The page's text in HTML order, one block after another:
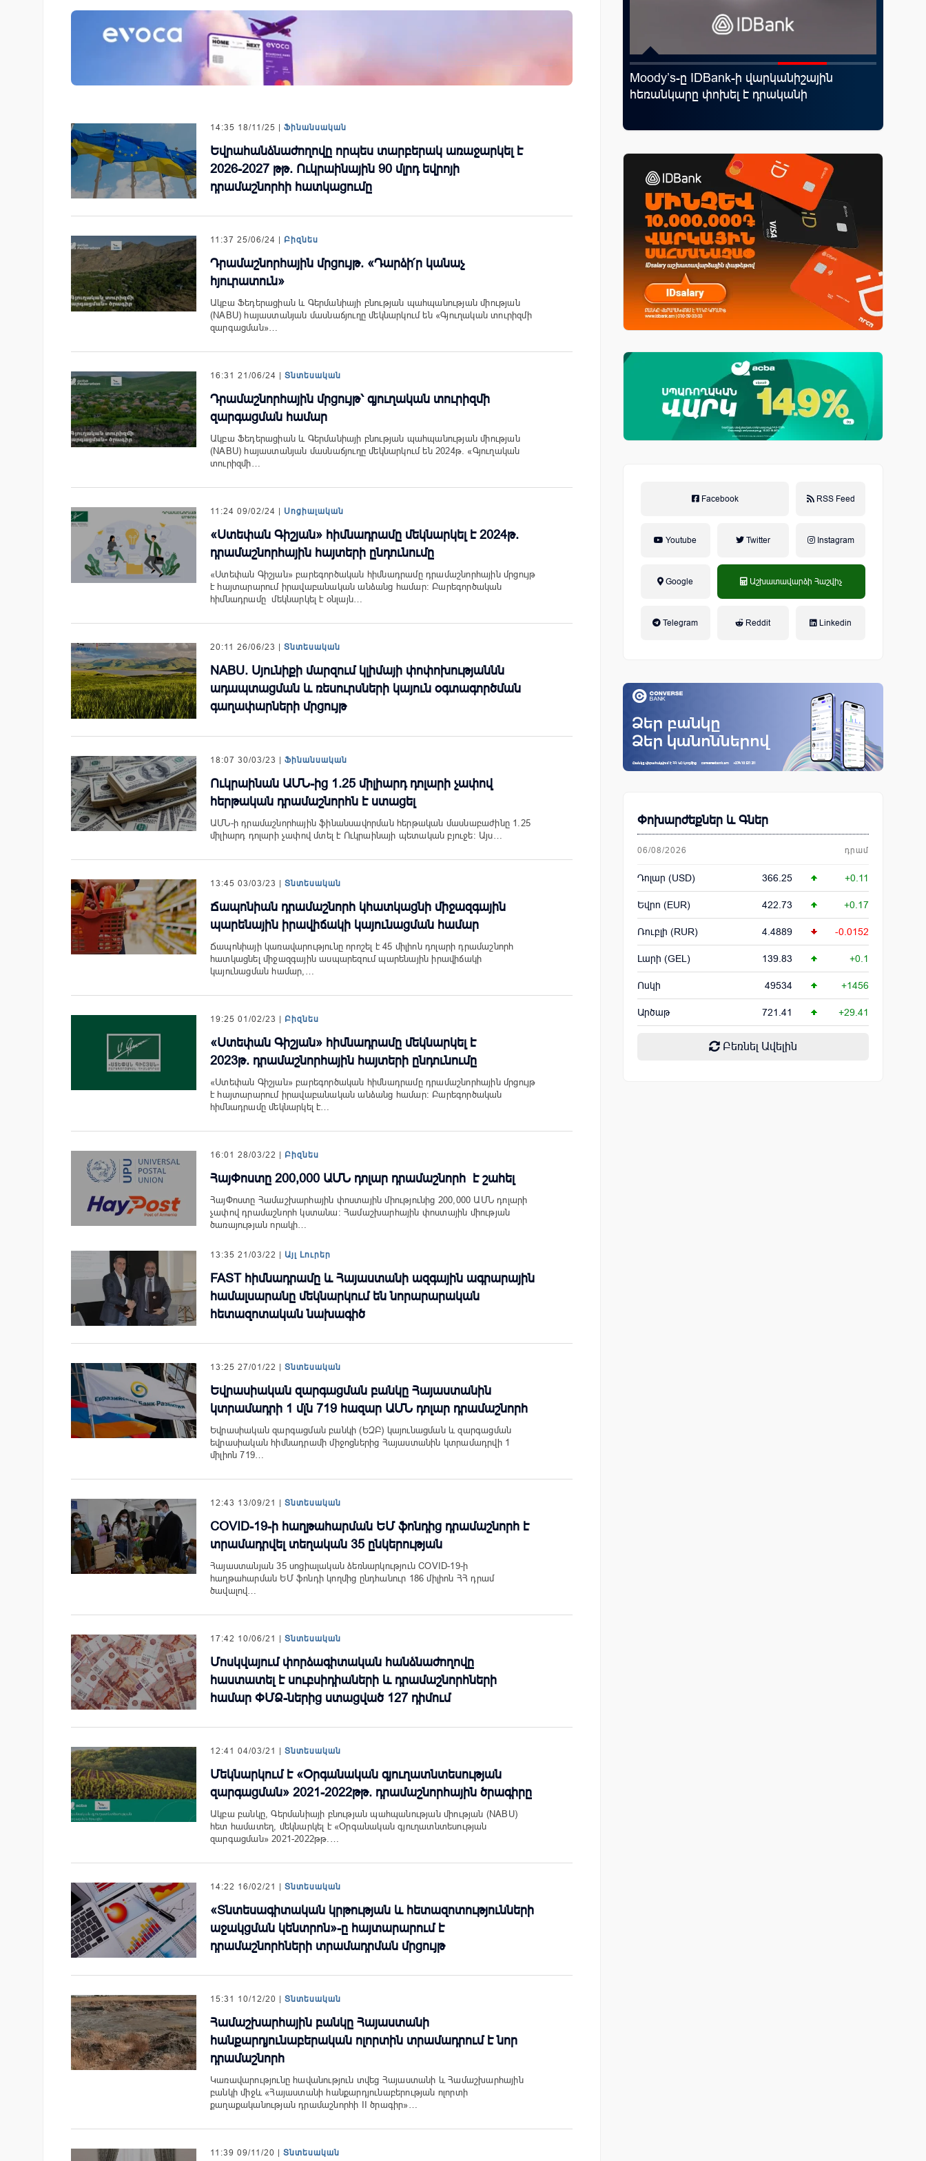
14:35 18/11/25 | Ֆինանսական
Եվրահանձնաժողովը որպես տարբերակ առաջարկել է
2026-2027 թթ. Ուկրաինային 90 մլրդ եվրոյի
դրամաշնորհի հատկացումը
11:37 25/06/24 | Բիզնես
Դրամաշնորհային մրցույթ. «Դարձի՛ր կանաչ
հյուրատուն»
Ակբա Ֆեդերացիան և Գերմանիայի բնության պահպանության միության
(NABU) հայաստանյան մասնաճյուղը մեկնարկում են «Գյուղական տուրիզմի
զարգացման»…
16:31 21/06/24 | Տնտեսական
Դրամաշնորհային մրցույթ՝ գյուղական տուրիզմի
զարգացման համար
Ակբա Ֆեդերացիան և Գերմանիայի բնության պահպանության միության
(NABU) հայաստանյան մասնաճյուղը մեկնարկում են 2024թ. «Գյուղական
տուրիզմի…
11:24 09/02/24 | Սոցիալական
«Ստեփան Գիշյան» հիմնադրամը մեկնարկել է 2024թ.
դրամաշնորհային հայտերի ընդունումը
«Ստեփան Գիշյան» բարեգործական հիմնադրամը դրամաշնորհային մրցույթ
է հայտարարում իրավաբանական անձանց համար: Բարեգործական
հիմնադրամը մեկնարկել է օնլայն…
20:11 26/06/23 | Տնտեսական
NABU. Սյունիքի մարզում կլիմայի փոփոխությաննն
ադապտացման և ռեսուրսների կայուն օգտագործման
գաղափարների մրցույթ
18:07 30/03/23 | Ֆինանսական
Ուկրաինան ԱՄՆ-ից 1.25 միլիարդ դոլարի չափով
հերթական դրամաշնորհն է ստացել
ԱՄՆ-ի դրամաշնորհային ֆինանսավորման հերթական մասնաբաժինը 1.25
միլիարդ դոլարի չափով մտել է Ուկրաինայի պետական ​​բյուջե: Այս…
13:45 03/03/23 | Տնտեսական
Ճապոնիան դրամաշնորհ կհատկացնի միջազգային
պարենային իրավիճակի կայունացման համար
Ճապոնիայի կառավարությունը որոշել է 45 միլիոն դոլարի դրամաշնորհ
հատկացնել միջազգային ասպարեզում պարենային իրավիճակի
կայունացման համար,…
19:25 01/02/23 | Բիզնես
«Ստեփան Գիշյան» հիմնադրամը մեկնարկել է
2023թ. դրամաշնորհային հայտերի ընդունումը
«Ստեփան Գիշյան» բարեգործական հիմնադրամը դրամաշնորհային մրցույթ
է հայտարարում իրավաբանական անձանց համար: Բարեգործական
հիմնադրամը մեկնարկել է…
16:01 28/03/22 | Բիզնես
ՀայՓոստը 200,000 ԱՄՆ դոլար դրամաշնորհ է շահել
ՀայՓոստը Համաշխարհային փոստային միությունից 200,000 ԱՄՆ դոլարի
չափով դրամաշնորհ կստանա: Համաշխարհային փոստային միության
ծառայության որակի…
13:35 21/03/22 | Այլ Լուրեր
FAST հիմնադրամը և Հայաստանի ազգային ագրարային
համալսարանը մեկնարկում են նորարարական
հետազոտական նախագիծ
13:25 27/01/22 | Տնտեսական
Եվրասիական զարգացման բանկը Հայաստանին
կտրամադրի 1 մլն 719 հազար ԱՄՆ դոլար դրամաշնորհ
Եվրասիական զարգացման բանկի (ԵԶԲ) կայունացման և զարգացման
եվրասիական հիմնադրամի միջոցներից Հայաստանին կտրամադրվի 1
միլիոն 719…
12:43 13/09/21 | Տնտեսական
COVID-19-ի հաղթահարման ԵՄ ֆոնդից դրամաշնորհ է
տրամադրվել տեղական 35 ընկերության
Հայաստանյան 35 սոցիալական ձեռնարկություն COVID-19-ի
հաղթահարման ԵՄ ֆոնդի կողմից ընդհանուր 186 միլիոն ՀՀ դրամ
ծավալով…
17:42 10/06/21 | Տնտեսական
Մոսկվայում փորձագիտական հանձնաժողովը
հաստատել է սուբսիդիաների և դրամաշնորհների
համար ՓՄՁ-ներից ստացված 127 դիմում
12:41 04/03/21 | Տնտեսական
Մեկնարկում է «Օրգանական գյուղատնտեսության
զարգացման» 2021-2022թթ. դրամաշնորհային ծրագիրը
Ակբա բանկը, Գերմանիայի բնության պահպանության միության (NABU)
հետ համատեղ, մեկնարկել է «Օրգանական գյուղատնտեսության
զարգացման» 2021-2022թթ.…
14:22 16/02/21 | Տնտեսական
«Տնտեսագիտական կրթության և հետազոտությունների
աջակցման կենտրոն»-ը հայտարարում է
դրամաշնորհների տրամադրման մրցույթ
15:31 10/12/20 | Տնտեսական
Համաշխարհային բանկը Հայաստանի
հանքարդյունաբերական ոլորտին տրամադրում է նոր
դրամաշնորհ
Կառավարությունը հավանություն տվեց Հայաստանի և Համաշխարհային
բանկի միջև «Հայաստանի հանքարդյունաբերության ոլորտի
քաղաքականության դրամաշնորհի II ծրագիր»…
11:39 09/11/20 | Տնտեսական
են պատմության
Ֆասթ Բանկը Սևան Ստարտափ
առաջարկները
Կոնվերս Բանկը և Visa-ն ընդլայնում են
Moody’s-ը IDBank-ի վարկանիշային
հեռանկարը փոխել է դրականի
Facebook RSS Feed
Youtube Twitter Instagram
Google Աշխատավարձի Հաշվիչ
Telegram Reddit Linkedin
Փոխարժեքներ և Գներ
06/08/2026 դրամ
Դոլար (USD) 366.25 +0.11
Եվրո (EUR) 422.73 +0.17
Ռուբլի (RUR) 4.4889 -0.0152
Լարի (GEL) 139.83 +0.1
Ոսկի 49534 +1456
Արծաթ 721.41 +29.41
Բեռնել Ավելին